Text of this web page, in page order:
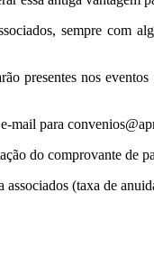
sempre com
presentes nos
mail para
do comprovante de
(taxa de